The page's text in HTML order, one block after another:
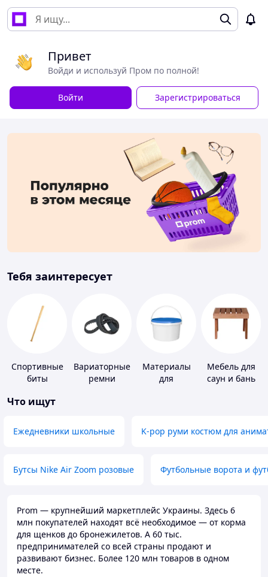
Привет
Войди и используй Пром по полной!
Войти Зарегистрироваться
Тебя заинтересует
Спортивные
биты
Вариаторные
ремни
Материалы
для
Мебель для
саун и бань
Что ищут
Ежедневники школьные K-pop руми костюм для
Бутсы Nike Air Zoom розовые Футбольные ворота и
Prom — крупнейший маркетплейс Украины. Здесь 6
млн покупателей находят всё необходимое — от корма
для щенков до бронежилетов. А 60 тыс.
предпринимателей со всей страны продают и
развивают бизнес. Более 120 млн товаров в одном
месте.